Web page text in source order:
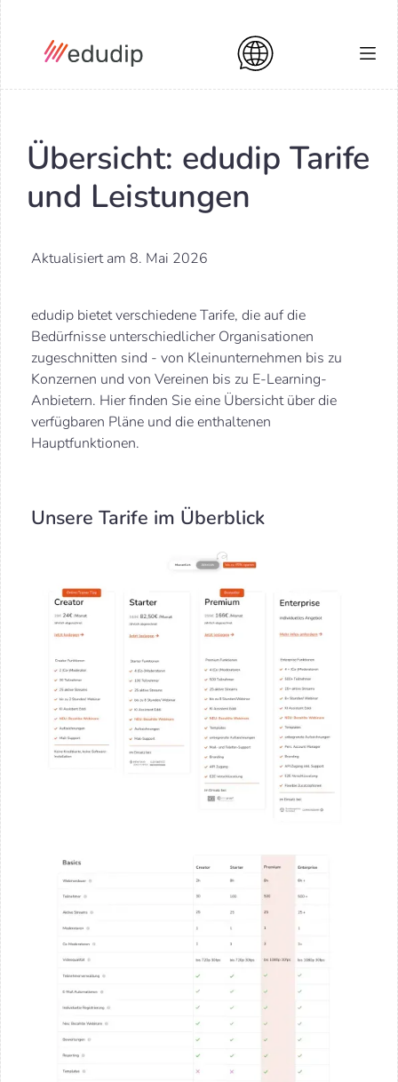
Übersicht: edudip Tarife
und Leistungen
Aktualisiert am 8. Mai 2026
edudip bietet verschiedene Tarife, die auf die
Bedürfnisse unterschiedlicher Organisationen
zugeschnitten sind - von Kleinunternehmen bis zu
Konzernen und von Vereinen bis zu E-Learning-
Anbietern. Hier finden Sie eine Übersicht über die
verfügbaren Pläne und die enthaltenen
Hauptfunktionen.
Unsere Tarife im Überblick